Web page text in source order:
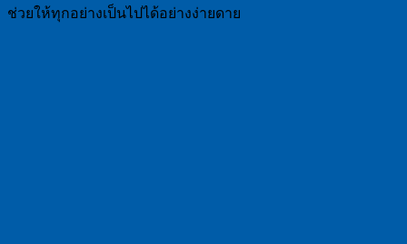
ช่วยให้ทุกอย่างเป็นไปได้อย่างง่ายดาย